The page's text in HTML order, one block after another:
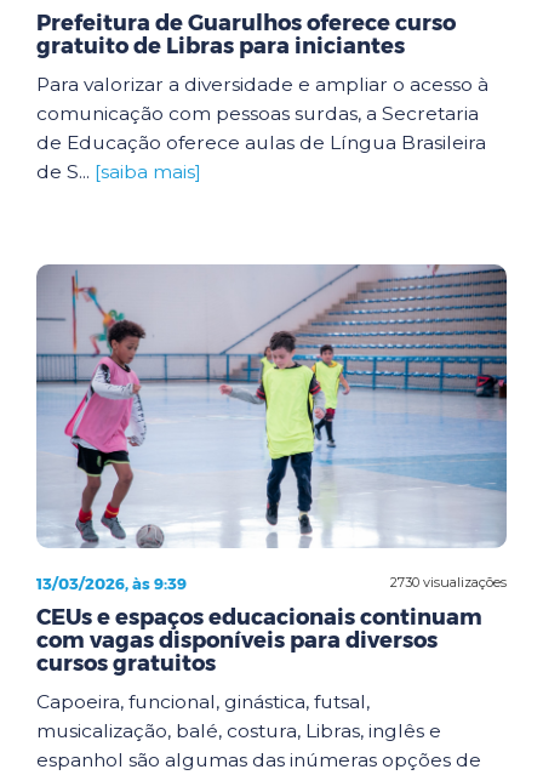
Prefeitura de Guarulhos oferece curso
gratuito de Libras para iniciantes
Para valorizar a diversidade e ampliar o acesso à
comunicação com pessoas surdas, a Secretaria
de Educação oferece aulas de Língua Brasileira
de S... [saiba mais]
2730 visualizações
13/03/2026, às 9:39
CEUs e espaços educacionais continuam
com vagas disponíveis para diversos
cursos gratuitos
Capoeira, funcional, ginástica, futsal,
musicalização, balé, costura, Libras, inglês e
espanhol são algumas das inúmeras opções de